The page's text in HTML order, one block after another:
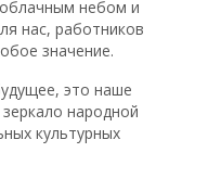
небом и
нас, работников
значение.
это наше
народной
культурных